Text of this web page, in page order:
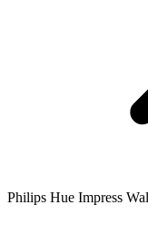
Philips Hue Impress